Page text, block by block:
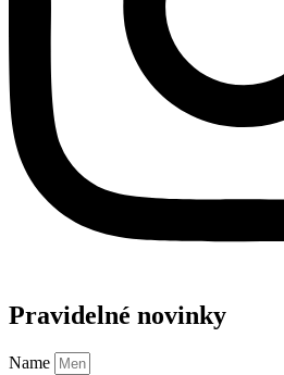
Pravidelné novinky
Name